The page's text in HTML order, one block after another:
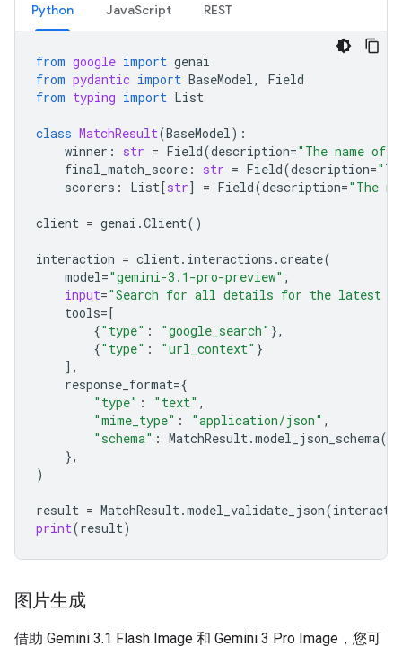
Python JavaScript REST
from google import genai
from pydantic import BaseModel,
Field
from typing import List
class MatchResult(BaseModel):
winner : str = Field(description="The name of
final_match_score : str = Field(description=
scorers : List[str] = Field(description="The
client = genai .Client()
interaction = client. interactions .create(
model="gemini-3.1-pro-preview" ,
input="Search for all details for the latest
tools=[
{"type" : "google_search" },
{"type" : "url_context" }
],
response_format={
"type" : "text" ,
"mime_type" : "application/json" ,
"schema" : MatchResult.model_json_schema()
},
)
result = MatchResult.model_validate_json(
print(result)
图片生成
借助 Gemini 3.1 Flash Image 和 Gemini 3 Pro Image，您可